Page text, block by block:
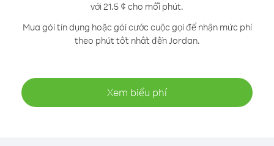
với 21.5 ¢ cho mỗi phút.
Mua gói tín dụng hoặc gói cước cuộc gọi để nhận mức phí
theo phút tốt nhất đến Jordan.
Xem biểu phí